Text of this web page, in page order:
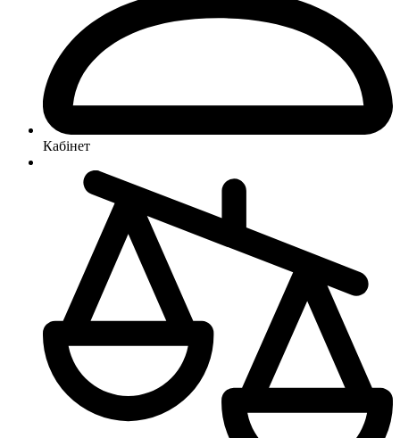
Кабінет